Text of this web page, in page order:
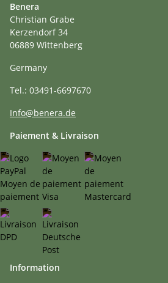
Benera
Christian Grabe
Kerzendorf 34
06889 Wittenberg
Germany
Tel.: 03491-6697670
Info@benera.de
Paiement & Livraison
Information